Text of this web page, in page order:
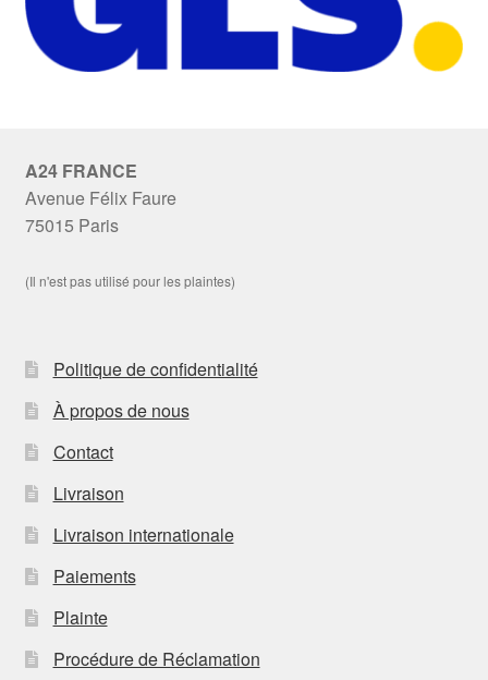
A24 FRANCE
Avenue Félix Faure
75015 Paris
(Il n'est pas utilisé pour les plaintes)
Politique de confidentialité
À propos de nous
Contact
Livraison
Livraison internationale
Paiements
Plainte
Procédure de Réclamation